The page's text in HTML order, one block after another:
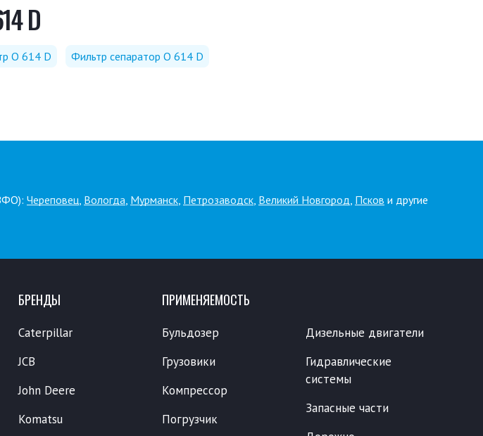
D
O 614 D Фильтр сепаратор O 614 D
Череповец, Вологда, Мурманск, Петрозаводск, Великий Новгород, Псков и другие
БРЕНДЫ
Caterpillar
JCB
John Deere
Komatsu
ПРИМЕНЯЕМОСТЬ
Бульдозер
Грузовики
Компрессор
Погрузчик
Дизельные двигатели
Гидравлические
системы
Запасные части